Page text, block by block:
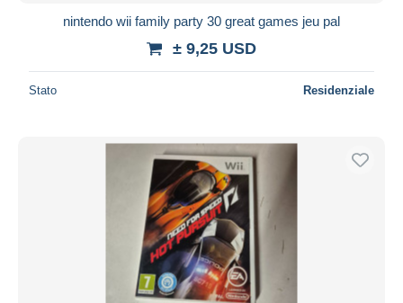
nintendo wii family party 30 great games jeu pal
± 9,25 USD
Stato Residenziale